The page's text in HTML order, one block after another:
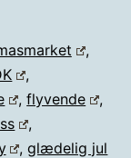
,
,
,flyvende
,
,
,glædelig jul